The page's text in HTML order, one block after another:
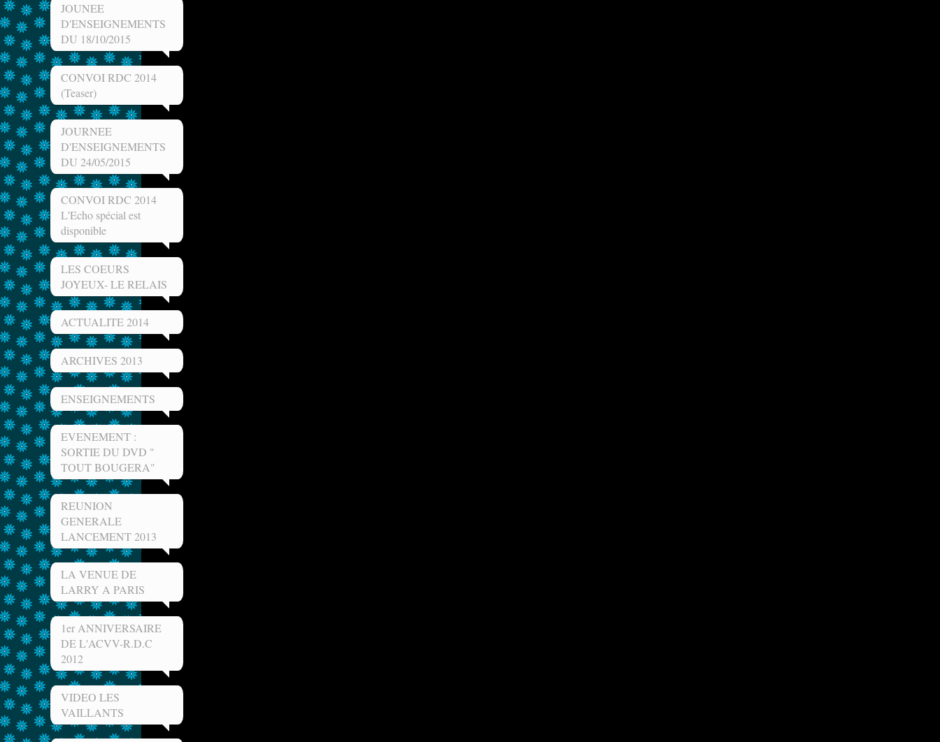
JOUNEE
D'ENSEIGNEMENTS
DU 18/10/2015
CONVOI RDC 2014
(Teaser)
JOURNEE
D'ENSEIGNEMENTS
DU 24/05/2015
CONVOI RDC 2014
L'Echo spécial est
disponible
LES COEURS
JOYEUX- LE RELAIS
ACTUALITE 2014
ARCHIVES 2013
ENSEIGNEMENTS
EVENEMENT :
SORTIE DU DVD "
TOUT BOUGERA"
REUNION
GENERALE
LANCEMENT 2013
LA VENUE DE
LARRY A PARIS
1er ANNIVERSAIRE
DE L'ACVV-R.D.C
2012
VIDEO LES
VAILLANTS